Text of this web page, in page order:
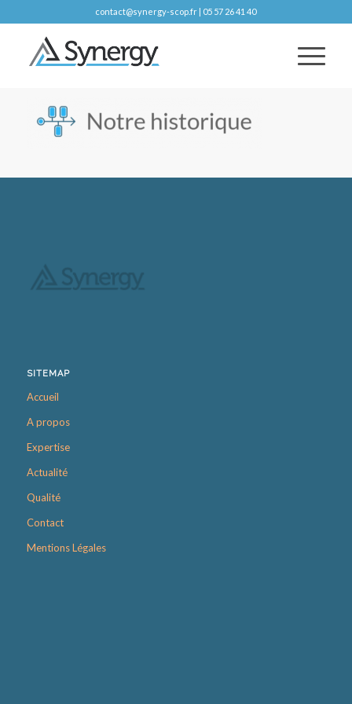
contact@synergy-scop.fr | 05 57 26 41 40
SITEMAP
Accueil
A propos
Expertise
Actualité
Qualité
Contact
Mentions Légales